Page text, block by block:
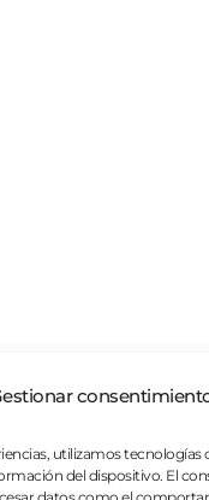
utilizamos tecnologías
del dispositivo. El